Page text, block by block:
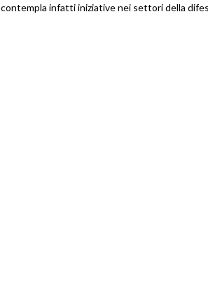
infatti iniziative nei settori della